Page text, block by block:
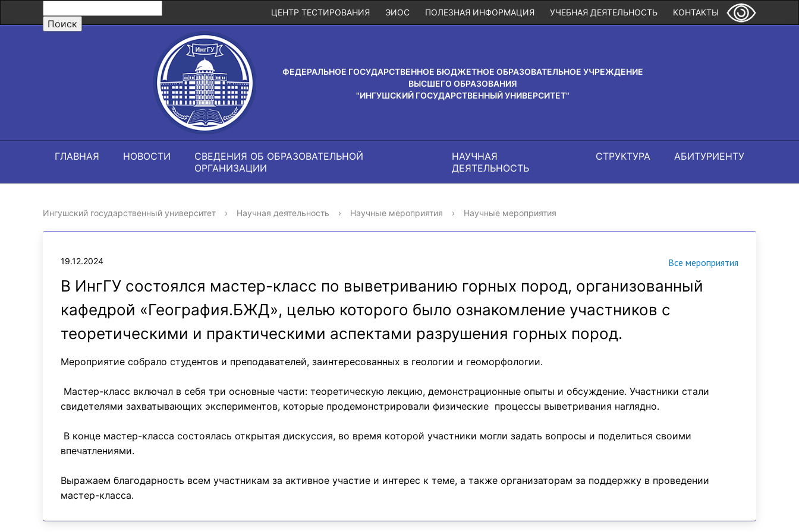
КОНТАКТЫ
УЧЕБНАЯ ДЕЯТЕЛЬНОСТЬ
ПОЛЕЗНАЯ ИНФОРМАЦИЯ
ЭИОС
ЦЕНТР ТЕСТИРОВАНИЯ
ФЕДЕРАЛЬНОЕ ГОСУДАРСТВЕННОЕ БЮДЖЕТНОЕ ОБРАЗОВАТЕЛЬНОЕ УЧРЕЖДЕНИЕ
ВЫСШЕГО ОБРАЗОВАНИЯ
"ИНГУШСКИЙ ГОСУДАРСТВЕННЫЙ УНИВЕРСИТЕТ"
ГЛАВНАЯ НОВОСТИ
СВЕДЕНИЯ ОБ ОБРАЗОВАТЕЛЬНОЙ
ОРГАНИЗАЦИИ
НАУЧНАЯ
ДЕЯТЕЛЬНОСТЬ
СТРУКТУРА АБИТУРИЕНТУ
Ингушский государственный университет › Научная деятельность › Научные мероприятия › Научные мероприятия
19.12.2024 Все мероприятия
В ИнгГУ состоялся мастер-класс по выветриванию горных пород, организованный
кафедрой «География.БЖД», целью которого было ознакомление участников с
теоретическими и практическими аспектами разрушения горных пород.
Мероприятие собрало студентов и преподавателей, заинтересованных в геологии и геоморфологии.
Мастер-класс включал в себя три основные части: теоретическую лекцию, демонстрационные опыты и обсуждение. Участники стали
свидетелями захватывающих экспериментов, которые продемонстрировали физические процессы выветривания наглядно.
В конце мастер-класса состоялась открытая дискуссия, во время которой участники могли задать вопросы и поделиться своими
впечатлениями.
Выражаем благодарность всем участникам за активное участие и интерес к теме, а также организаторам за поддержку в проведении
мастер-класса.